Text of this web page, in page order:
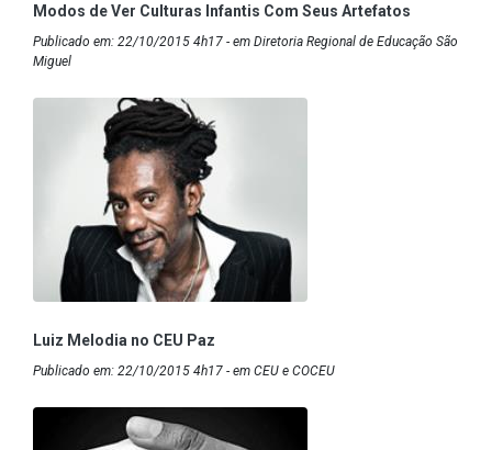
Modos de Ver Culturas Infantis Com Seus Artefatos
Publicado em: 22/10/2015 4h17 - em Diretoria Regional de Educação São
Miguel
Luiz Melodia no CEU Paz
Publicado em: 22/10/2015 4h17 - em CEU e COCEU